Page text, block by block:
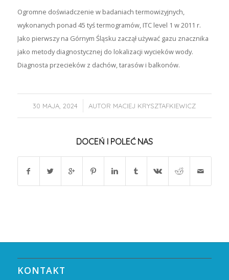
Ogromne doświadczenie w badaniach termowizyjnych,
wykonanych ponad 45 tyś termogramów, ITC level 1 w 2011 r.
Jako pierwszy na Górnym Śląsku zaczął używać gazu znacznika
jako metody diagnostycznej do lokalizacji wycieków wody.
Diagnosta przecieków z dachów, tarasów i balkonów.
30 MAJA, 2024
/ AUTOR MACIEJ KRYSZTAFKIEWICZ
DOCEŃ I POLEĆ NAS
KONTAKT